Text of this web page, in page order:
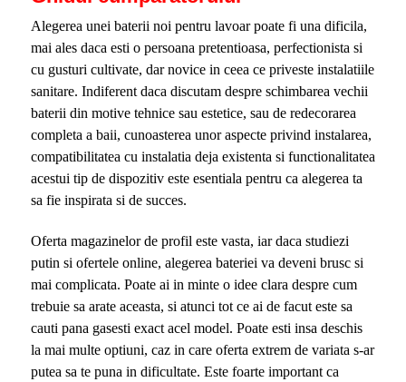
Alegerea unei baterii noi pentru lavoar poate fi una dificila,
mai ales daca esti o persoana pretentioasa, perfectionista si
cu gusturi cultivate, dar novice in ceea ce priveste instalatiile
sanitare. Indiferent daca discutam despre schimbarea vechii
baterii din motive tehnice sau estetice, sau de redecorarea
completa a baii, cunoasterea unor aspecte privind instalarea,
compatibilitatea cu instalatia deja existenta si functionalitatea
acestui tip de dispozitiv este esentiala pentru ca alegerea ta
sa fie inspirata si de succes.
Oferta magazinelor de profil este vasta, iar daca studiezi
putin si ofertele online, alegerea bateriei va deveni brusc si
mai complicata. Poate ai in minte o idee clara despre cum
trebuie sa arate aceasta, si atunci tot ce ai de facut este sa
cauti pana gasesti exact acel model. Poate esti insa deschis
la mai multe optiuni, caz in care oferta extrem de variata s-ar
putea sa te puna in dificultate. Este foarte important ca